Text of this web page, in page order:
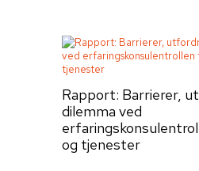
Rapport: Barrierer,
dilemma ved
og tjenester